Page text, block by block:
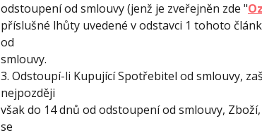
odstoupení od smlouvy (jenž je zveřejněn zde "
příslušné lhůty uvedené v odstavci 1 tohoto
od
smlouvy.
3. Odstoupí-li Kupující Spotřebitel od smlouvy,
nejpozději
však do 14 dnů od odstoupení od smlouvy,
se